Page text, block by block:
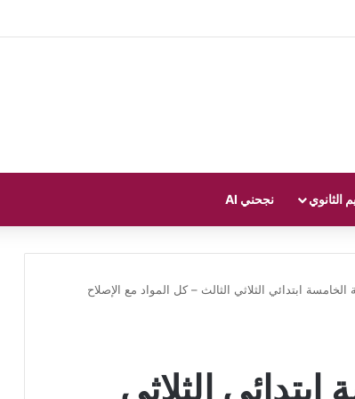
الثانوي نجحني AI
الخامسة ابتدائي الثلاثي الثالث – كل المواد مع الإصلاح
الثلاثي